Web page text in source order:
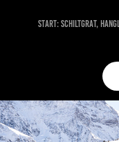
Start: Schiltgrat,